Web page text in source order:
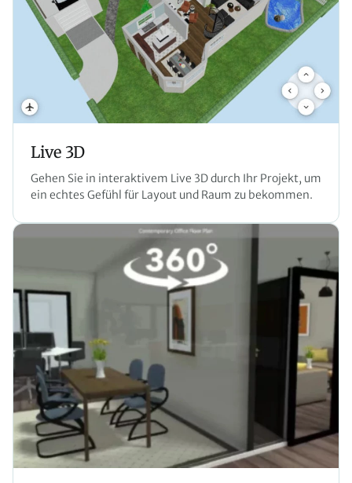
Live 3D
Gehen Sie in interaktivem Live 3D durch Ihr Projekt, um
ein echtes Gefühl für Layout und Raum zu bekommen.